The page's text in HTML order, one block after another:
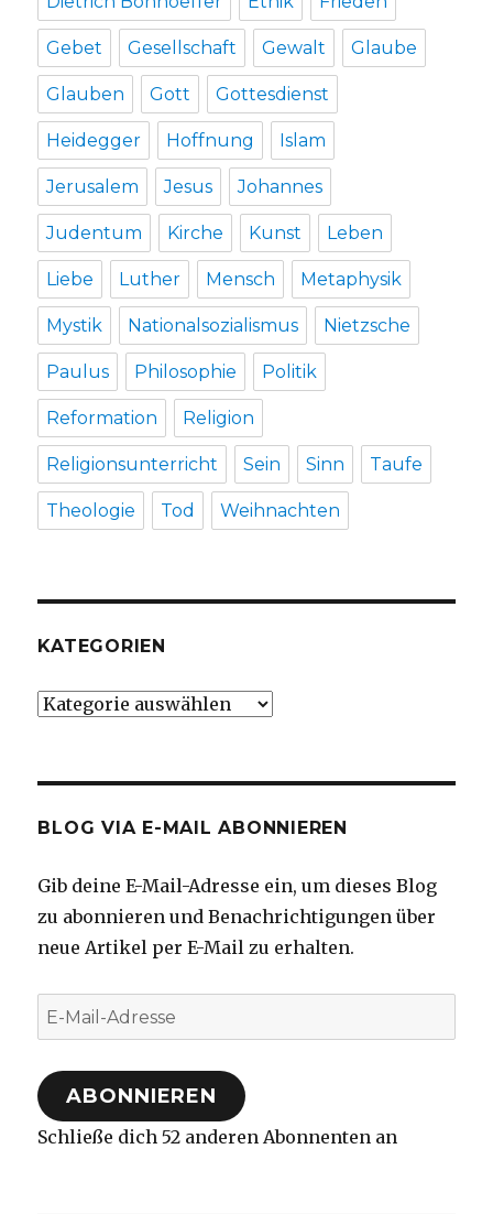
Gebet Gesellschaft Gewalt Glaube
Glauben Gott Gottesdienst
Heidegger Hoffnung Islam
Jerusalem Jesus Johannes
Judentum Kirche Kunst Leben
Liebe Luther Mensch Metaphysik
Mystik Nationalsozialismus Nietzsche
Paulus Philosophie Politik
Reformation Religion
Religionsunterricht Sein Sinn Taufe
Theologie Tod Weihnachten
KATEGORIEN
Kategorien
BLOG VIA E-MAIL ABONNIEREN
Gib deine E-Mail-Adresse ein, um dieses Blog
zu abonnieren und Benachrichtigungen über
neue Artikel per E-Mail zu erhalten.
E-
Mail-
Adresse
ABONNIEREN
Schließe dich 52 anderen Abonnenten an